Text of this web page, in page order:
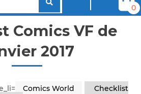
0
Comics VF de
2017
Comics World
Checklist